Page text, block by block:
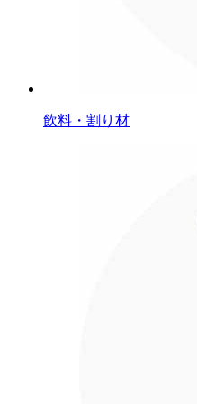
飲料・割り材